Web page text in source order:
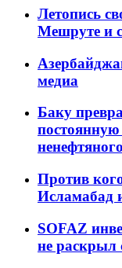
Летопись
Мешруте и
медиа
Баку
Против
Исламабад
SOFAZ
не раскрыл